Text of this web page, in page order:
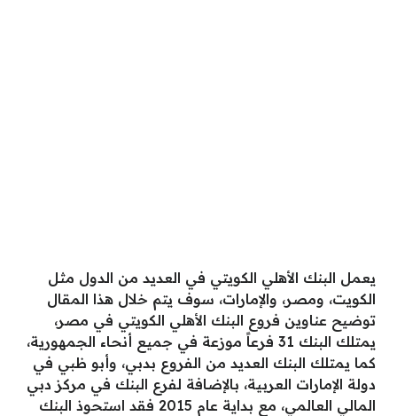
يعمل البنك الأهلي الكويتي في العديد من الدول مثل
الكويت، ومصر، والإمارات، سوف يتم خلال هذا المقال
توضيح عناوين فروع البنك الأهلي الكويتي في مصر،
يمتلك البنك 31 فرعاً موزعة في جميع أنحاء الجمهورية،
كما يمتلك البنك العديد من الفروع بدبي، وأبو ظبي في
دولة الإمارات العربية، بالإضافة لفرع البنك في مركز دبي
المالي العالمي، مع بداية عام 2015 فقد استحوذ البنك